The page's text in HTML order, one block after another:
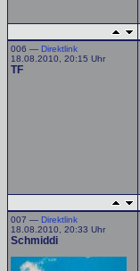
006 — Direktlink
18.08.2010, 20:15 Uhr
TF
007 — Direktlink
18.08.2010, 20:33 Uhr
Schmiddi